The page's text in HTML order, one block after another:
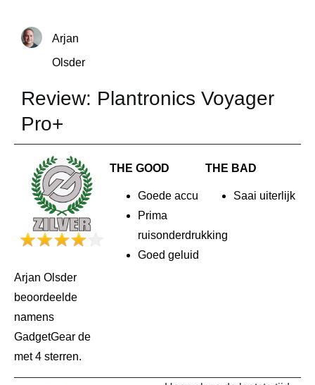
Arjan
Olsder
Review: Plantronics Voyager
Pro+
Arjan Olsder
beoordeelde
namens
GadgetGear de
met 4 sterren.
THE GOOD
Goede accu
Prima
ruisonderdrukking
Goed geluid
THE BAD
Saai uiterlijk